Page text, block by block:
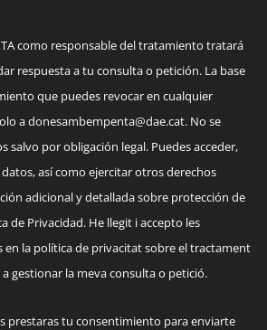
como responsable del tratamiento tratará
respuesta a tu consulta o petición. La base
que puedes revocar en cualquier
adonesambempenta@dae.cat. No se
salvo por obligación legal. Puedes acceder,
así como ejercitar otros derechos
adicional y detallada sobre protección de
de Privacidad. He llegit i accepto les
la política de privacitat sobre el tractament
gestionar la meva consulta o petició.
prestaras tu consentimiento para enviarte